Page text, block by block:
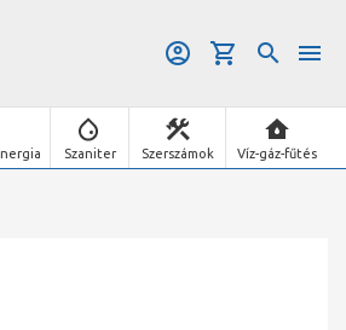
Szaniter Szerszámok Víz-gáz-fűtés